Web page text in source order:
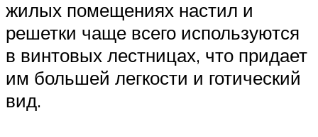
жилых помещениях настил и
решетки чаще всего используются
в винтовых лестницах, что придает
им большей легкости и готический
вид.